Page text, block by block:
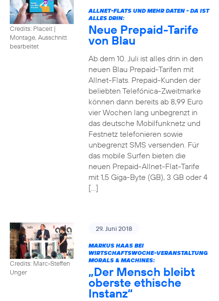
Credits: Placeit |
Montage, Ausschnitt
bearbeitet
ALLNET-FLATS UND MEHR DATEN - DA IST
ALLES DRIN:
Neue Prepaid-Tarife
von Blau
Ab dem 10. Juli ist alles drin in den
neuen Blau Prepaid-Tarifen mit
Allnet-Flats. Prepaid-Kunden der
beliebten Telefónica-Zweitmarke
können dann bereits ab 8,99 Euro
vier Wochen lang unbegrenzt in
das deutsche Mobilfunknetz und
Festnetz telefonieren sowie
unbegrenzt SMS versenden. Für
das mobile Surfen bieten die
neuen Prepaid-Allnet-Flat-Tarife
mit 1,5 Giga-Byte (GB), 3 GB oder 4
[…]
Credits: Marc-Steffen
Unger
29. Juni 2018
MARKUS HAAS BEI
WIRTSCHAFTSWOCHE-VERANSTALTUNG
MORALS & MACHINES:
„Der Mensch bleibt
oberste ethische
Instanz“